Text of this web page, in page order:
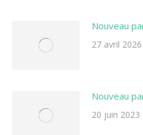
Nouveau
27 avril 2026
Nouveau
20 juin 2023